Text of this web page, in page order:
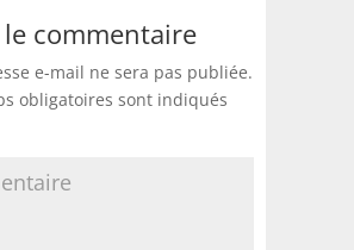
le commentaire
e-mail ne sera pas publiée.
obligatoires sont indiqués